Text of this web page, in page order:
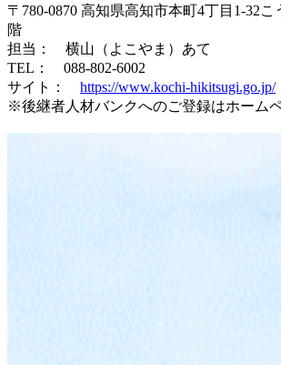
〒780-0870 高知県高知市本町4丁目1-32
階
担当： 横山（よこやま）あて
TEL： 088-802-6002
サイト： https://www.kochi-hikitsugi.go.jp/
※後継者人材バンクへのご登録はホームペ